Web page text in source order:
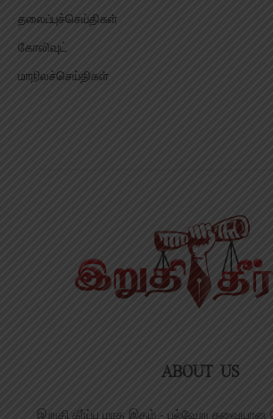
தலைப்புச்செய்திகள்
கோலிவுட்
மாநிலச்செய்திகள்
ABOUT US
இறுதி தீர்ப்பு மாத இதழ் - பல்வேறு